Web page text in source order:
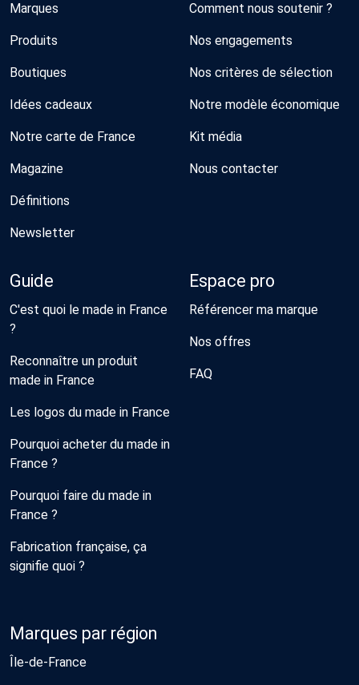
Marques
Produits
Boutiques
Idées cadeaux
Notre carte de France
Magazine
Définitions
Newsletter
Comment nous soutenir ?
Nos engagements
Nos critères de sélection
Notre modèle économique
Kit média
Nous contacter
Guide
C'est quoi le made in France
?
Reconnaître un produit
made in France
Les logos du made in France
Pourquoi acheter du made in
France ?
Pourquoi faire du made in
France ?
Fabrication française, ça
signifie quoi ?
Espace pro
Référencer ma marque
Nos offres
FAQ
Marques par région
Île-de-France